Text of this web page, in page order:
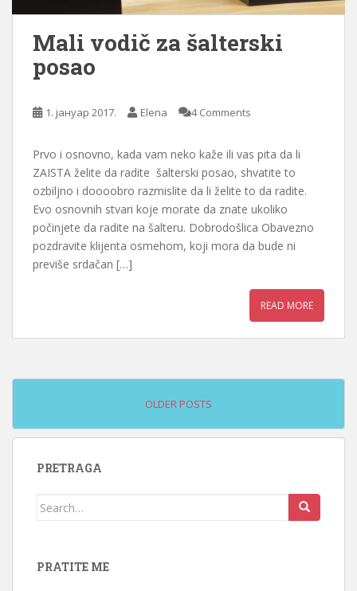
Mali vodič za šalterski
posao
1. јануар 2017. Elena 4 Comments
Prvo i osnovno, kada vam neko kaže ili vas pita da li
ZAISTA želite da radite šalterski posao, shvatite to
ozbiljno i doooobro razmislite da li želite to da radite.
Evo osnovnih stvari koje morate da znate ukoliko
počinjete da radite na šalteru. Dobrodošlica Obavezno
pozdravite klijenta osmehom, koji mora da bude ni
previše srdačan […]
READ MORE
OLDER POSTS
PRETRAGA
Search
PRATITE ME